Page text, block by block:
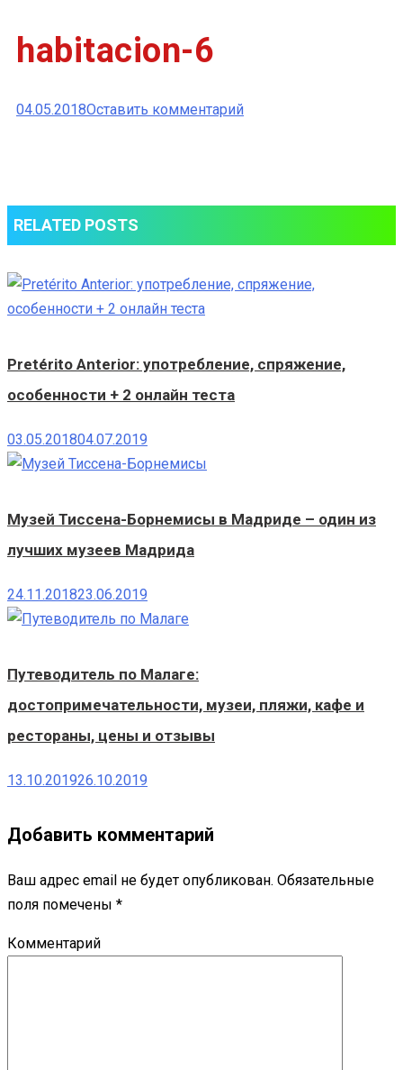
habitacion-6
04.05.2018Оставить комментарийк
RELATED POSTS
Pretérito Anterior: употребление, спряжение,
особенности + 2 онлайн теста
03.05.201804.07.2019
Музей Тиссена-Борнемисы в Мадриде – один из
лучших музеев Мадрида
24.11.201823.06.2019
Путеводитель по Малаге:
достопримечательности, музеи, пляжи, кафе и
рестораны, цены и отзывы
13.10.201926.10.2019
Добавить комментарий
Ваш адрес email не будет опубликован. Обязательные
поля помечены *
Комментарий